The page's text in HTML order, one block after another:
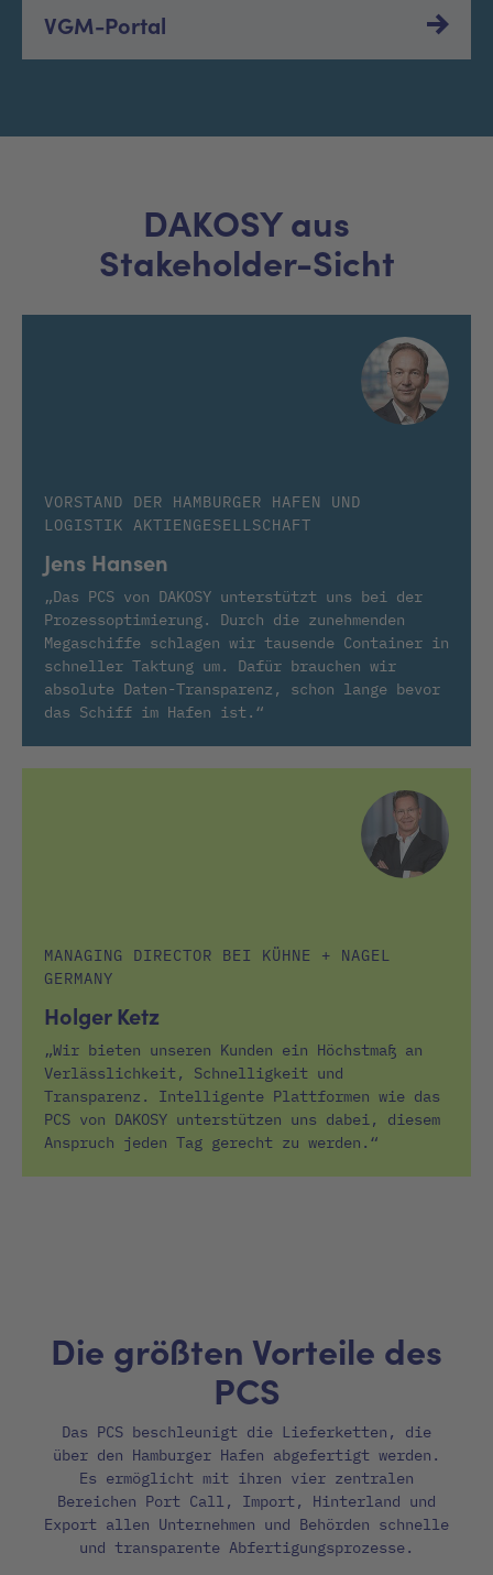
VGM-Portal
DAKOSY aus
Stakeholder-Sicht
VORSTAND DER HAMBURGER HAFEN UND
LOGISTIK AKTIENGESELLSCHAFT
Jens Hansen
„Das PCS von DAKOSY unterstützt uns bei der
Prozessoptimierung. Durch die zunehmenden
Megaschiffe schlagen wir tausende Container in
schneller Taktung um. Dafür brauchen wir
absolute Daten-Transparenz, schon lange bevor
das Schiff im Hafen ist.“
MANAGING DIRECTOR BEI KÜHNE + NAGEL
GERMANY
Holger Ketz
„Wir bieten unseren Kunden ein Höchstmaß an
Verlässlichkeit, Schnelligkeit und
Transparenz. Intelligente Plattformen wie das
PCS von DAKOSY unterstützen uns dabei, diesem
Anspruch jeden Tag gerecht zu werden.“
Die größten Vorteile des
PCS
Das PCS beschleunigt die Lieferketten, die
über den Hamburger Hafen abgefertigt werden.
Es ermöglicht mit ihren vier zentralen
Bereichen Port Call, Import, Hinterland und
Export allen Unternehmen und Behörden schnelle
und transparente Abfertigungsprozesse.